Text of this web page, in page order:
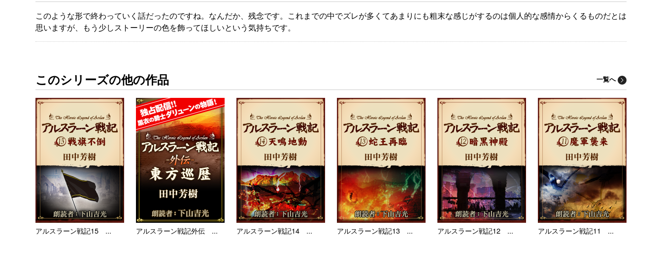
このような形で終わっていく話だったのですね。なんだか、残念です。これまでの中でズレが多くてあまりにも粗末な感じがするのは個人的な感情からくるものだとは
思いますが、もう少しストーリーの色を飾ってほしいという気持ちです。
このシリーズの他の作品 一覧へ
アルスラーン戦記15 ... アルスラーン戦記外伝 ... アルスラーン戦記14 ... アルスラーン戦記13 ... アルスラーン戦記12 ... アルスラーン戦記11 ...